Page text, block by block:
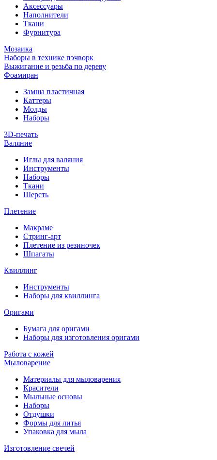
Аксессуары
Наполнители
Ткани
Фурнитура
Мозаика
Наборы в технике пэчворк
Выжигание и резьба по дереву
Фоамиран
Замша пластичная
Каттеры
Молды
Наборы
3D-печать
Валяние
Иглы для валяния
Инструменты
Наборы
Ткани
Шерсть
Плетение
Макраме
Стринг-арт
Плетение из резиночек
Шпагаты
Квиллинг
Инструменты
Наборы для квиллинга
Оригами
Бумага для оригами
Наборы для изготовления оригами
Работа с кожей
Мыловарение
Материалы для мыловарения
Красители
Мыльные основы
Наборы
Отдушки
Формы для литья
Упаковка для мыла
Изготовление свечей